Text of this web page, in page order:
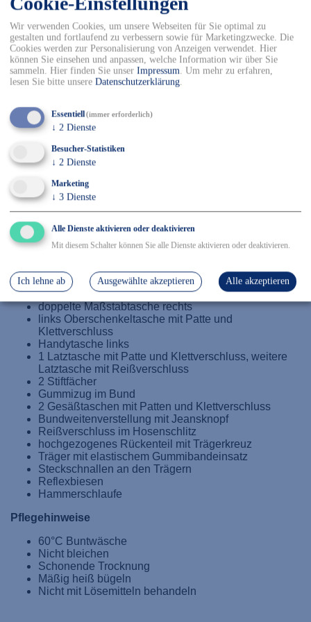
Wir verwenden Cookies, um unsere Webseiten für Sie optimal zu
gestalten und fortlaufend zu verbessern sowie für Marketingzwecke. Die
Cookies werden zur Personalisierung von Anzeigen verwendet. Hier
können Sie einsehen und anpassen, welche Information wir über Sie
sammeln. Hier finden Sie unser Impressum. Um mehr zu erfahren,
lesen Sie bitte unsere Datenschutzerklärung.
Essentiell(immer erforderlich)
↓ 2 Dienste
Besucher-Statistiken
↓ 2 Dienste
Marketing
↓ 3 Dienste
Alle Dienste aktivieren oder deaktivieren
Mit diesem Schalter können Sie alle Dienste aktivieren oder deaktivieren.
Ich lehne ab Ausgewählte akzeptieren Alle akzeptieren
106 110
- +
✓ Kostenfreier Versand innerhalb DE ab 150€
✓ Versand mit DHL
✓ Kostenfreier Rückversand
✓ Sicher Einkaufen & Bezahlen
Details
65 % Polyester / 35 % Baumwolle, Größe: 24-29 / 42-64 /
2 eingesetzte Beuteltaschen und 2 aufgesetzte
Knietaschen
doppelte Maßstabtasche rechts
links Oberschenkeltasche mit Patte und
Klettverschluss
Handytasche links
1 Latztasche mit Patte und Klettverschluss, weitere
Latztasche mit Reißverschluss
2 Stiftfächer
Gummizug im Bund
2 Gesäßtaschen mit Patten und Klettverschluss
Bundweitenverstellung mit Jeansknopf
Reißverschluss im Hosenschlitz
hochgezogenes Rückenteil mit Trägerkreuz
Träger mit elastischem Gummibandeinsatz
Steckschnallen an den Trägern
Reflexbiesen
Hammerschlaufe
Pflegehinweise
60°C Buntwäsche
Nicht bleichen
Schonende Trocknung
Mäßig heiß bügeln
Nicht mit Lösemitteln behandeln